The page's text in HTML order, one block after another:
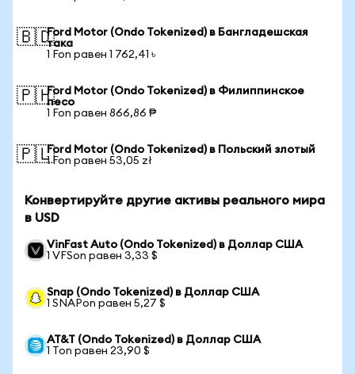
🇧🇩Ford Motor (Ondo Tokenized) в Бангладешская
така
1 Fon равен 1 762,41 ৳
🇵🇭Ford Motor (Ondo Tokenized) в Филиппинское
песо
1 Fon равен 866,86 ₱
🇵🇱Ford Motor (Ondo Tokenized) в Польский злотый
1 Fon равен 53,05 zł
Конвертируйте другие активы реального мира
в USD
VinFast Auto (Ondo Tokenized) в Доллар США
1 VFSon равен 3,33 $
Snap (Ondo Tokenized) в Доллар США
1 SNAPon равен 5,27 $
AT&T (Ondo Tokenized) в Доллар США
1 Ton равен 23,90 $